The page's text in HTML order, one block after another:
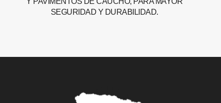
SEGURIDAD Y DURABILIDAD.